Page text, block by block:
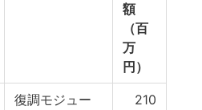
額
（百
万
円）
復調モジュー
210